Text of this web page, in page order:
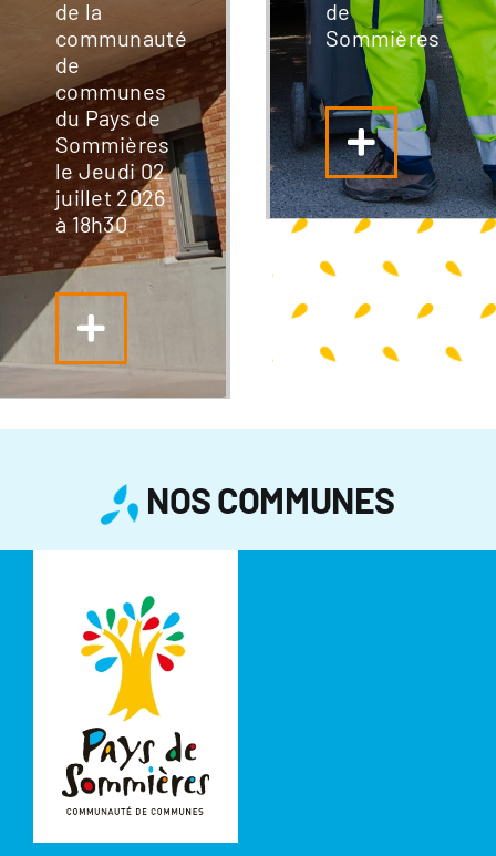
de la
communauté
de
communes
du Pays de
Sommières
le Jeudi 02
juillet 2026
à 18h30
de
Sommières
NOS COMMUNES